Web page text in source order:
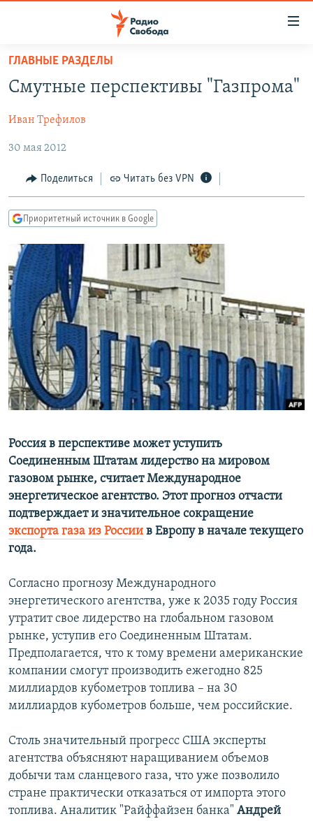
упрощенного
доступа
содержанию
Вернутся
главной
навигации
Вернутся
поиску
ПОДКАСТЫ
АВТОРСКИЕ ПРОЕКТЫ
ЦИТАТЫ СВОБОДЫ
МНЕНИЯ
КУЛЬТУРА
IDEL.РЕАЛИИ
КАВКАЗ.РЕАЛИИ
СЕВЕР.РЕАЛИИ
СИБИРЬ.РЕАЛИИ
РАСПИСАНИЕ ВЕЩАНИЯ
ПОДПИШИТЕСЬ НА РАССЫЛКУ
СОЦИАЛЬНЫЕ СЕТИ
Все сайты РСЕ/РС
ГЛАВНЫЕ РАЗДЕЛЫ
Смутные перспективы "Газпрома"
Иван Трефилов
30 мая 2012
Поделиться Читать без VPN
Приоритетный источник в Google
Россия в перспективе может уступить
Соединенным Штатам лидерство на мировом
газовом рынке, считает Международное
энергетическое агентство. Этот прогноз отчасти
подтверждает и значительное сокращение
экспорта газа из России в Европу в начале текущего
года.
Согласно прогнозу Международного
энергетического агентства, уже к 2035 году Россия
утратит свое лидерство на глобальном газовом
рынке, уступив его Соединенным Штатам.
Предполагается, что к тому времени американские
компании смогут производить ежегодно 825
миллиардов кубометров топлива – на 30
миллиардов кубометров больше, чем российские.
Столь значительный прогресс США эксперты
агентства объясняют наращиванием объемов
добычи там сланцевого газа, что уже позволило
стране практически отказаться от импорта этого
топлива. Аналитик "Райффайзен банка" Андрей